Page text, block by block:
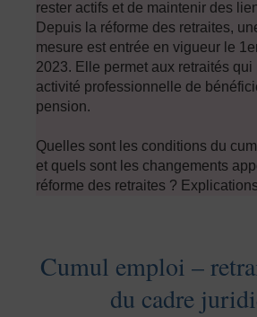
rester actifs et de maintenir des
Depuis la réforme des retraites,
mesure est entrée en vigueur le
2023. Elle permet aux retraités
activité professionnelle de
pension.
Quelles sont les conditions du
et quels sont les changements
réforme des retraites ?
Cumul emploi –
du cadre